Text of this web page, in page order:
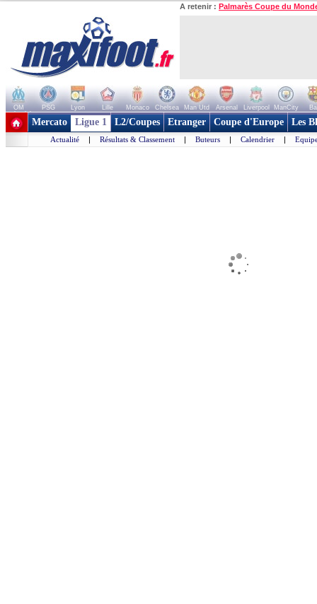
A retenir : Palmarès Coupe du
OM PSG Lyon Lille Monaco Chelsea Man Utd Arsenal Liverpool ManCity
+ de clubs
Mercato Ligue 1 L2/Coupes Etranger Coupe d'Europe Les
Actualité | Résultats & Classement | Buteurs | Calendrier |